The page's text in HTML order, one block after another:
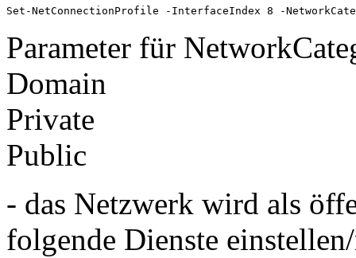
Set-NetConnectionProfile -InterfaceIndex 8 -
Parameter für
Domain
Private
Public
- das Netzwerk wird als
folgende Dienste